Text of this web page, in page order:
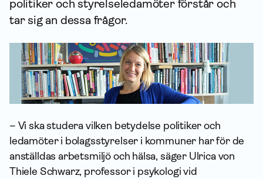
politiker och styrelseledamöter förstår och
tar sig an dessa frågor.
– Vi ska studera vilken betydelse politiker och
ledamöter i bolagsstyrelser i kommuner har för de
anställdas arbetsmiljö och hälsa, säger Ulrica von
Thiele Schwarz, professor i psykologi vid